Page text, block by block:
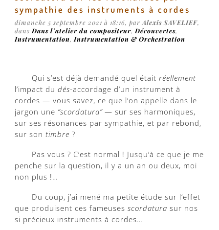
sympathie des instruments à cordes
dimanche 5 septembre 2021 à 18:16, par Alexis SAVELIEF,
dans Dans l’atelier du compositeur, Découvertes,
Instrumentation, Instrumentation & Orchestration
Qui s’est déjà demandé quel était réellement
l’impact du dés-accordage d’un instrument à
cordes — vous savez, ce que l’on appelle dans le
jargon une “scordatura”— sur ses harmoniques,
sur ses résonances par sympathie, et par rebond,
sur son timbre ?
Pas vous ? C’est normal ! Jusqu’à ce que je me
penche sur la question, il y a un an ou deux, moi
non plus !…
Du coup, j’ai mené ma petite étude sur l’effet
que produisent ces fameuses scordatura sur nos
si précieux instruments à cordes…